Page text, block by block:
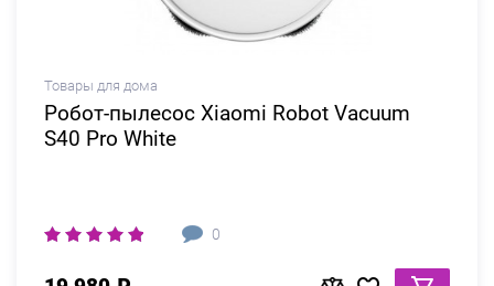
Товары для дома
Робот-пылесос Xiaomi Robot Vacuum
S40 Pro White
0